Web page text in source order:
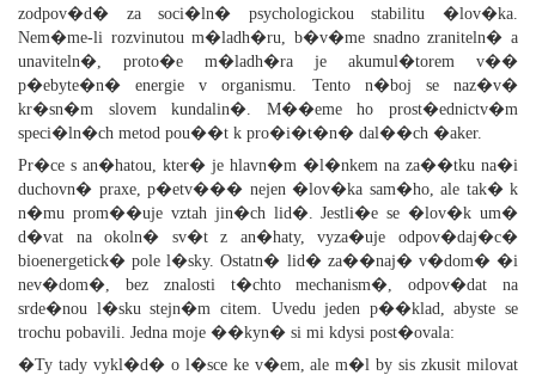
zodpov�d� za soci�ln� psychologickou stabilitu �lov�ka.
Nem�me-li rozvinutou m�ladh�ru, b�v�me snadno zraniteln� a
unaviteln�, proto�e m�ladh�ra je akumul�torem v��
p�ebyte�n� energie v organismu. Tento n�boj se naz�v�
kr�sn�m slovem kundalin�. M��eme ho prost�ednictv�m
speci�ln�ch metod pou��t k pro�i�t�n� dal��ch �aker.
Pr�ce s an�hatou, kter� je hlavn�m �l�nkem na za��tku na�i
duchovn� praxe, p�etv��� nejen �lov�ka sam�ho, ale tak� k
n�mu prom��uje vztah jin�ch lid�. Jestli�e se �lov�k um�
d�vat na okoln� sv�t z an�haty, vyza�uje odpov�daj�c�
bioenergetick� pole l�sky. Ostatn� lid� za��naj� v�dom� �i
nev�dom�, bez znalosti t�chto mechanism�, odpov�dat na
srde�nou l�sku stejn�m citem. Uvedu jeden p��klad, abyste se
trochu pobavili. Jedna moje ��kyn� si mi kdysi post�ovala:
�Ty tady vykl�d� o l�sce ke v�em, ale m�l by sis zkusit milovat